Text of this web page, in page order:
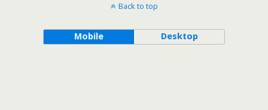
Back to top
Mobile Desktop